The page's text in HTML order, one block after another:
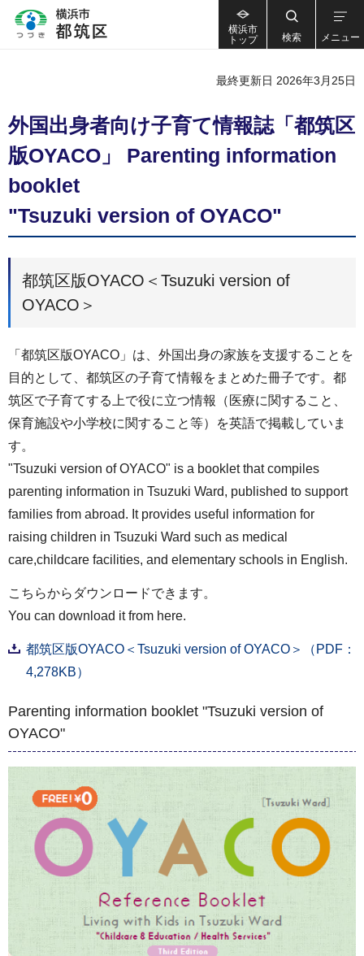
横浜市
トップ
検索 メニュー
最終更新日 2026年3月25日
外国出身者向け子育て情報誌「都筑区
版OYACO」 Parenting information
booklet
"Tsuzuki version of OYACO"
都筑区版OYACO＜Tsuzuki version of
OYACO＞
「都筑区版OYACO」は、外国出身の家族を支援することを
目的として、都筑区の子育て情報をまとめた冊子です。都
筑区で子育てする上で役に立つ情報（医療に関すること、
保育施設や小学校に関すること等）を英語で掲載していま
す。
"Tsuzuki version of OYACO" is a booklet that compiles
parenting information in Tsuzuki Ward, published to support
families from abroad. It provides useful information for
raising children in Tsuzuki Ward such as medical
care,childcare facilities, and elementary schools in English.
こちらからダウンロードできます。
You can download it from here.
都筑区版OYACO＜Tsuzuki version of OYACO＞（PDF：
4,278KB）
Parenting information booklet "Tsuzuki version of
OYACO"